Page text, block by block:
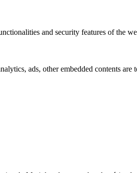
and security features of the
ads, other embedded contents are